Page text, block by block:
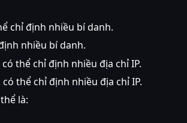
chỉ định nhiều bí danh.
nhiều bí danh.
thể chỉ định nhiều địa chỉ IP.
thể chỉ định nhiều địa chỉ IP.
là: